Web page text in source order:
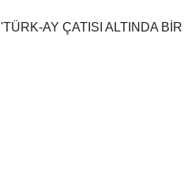
'TÜRK-AY ÇATISI ALTINDA